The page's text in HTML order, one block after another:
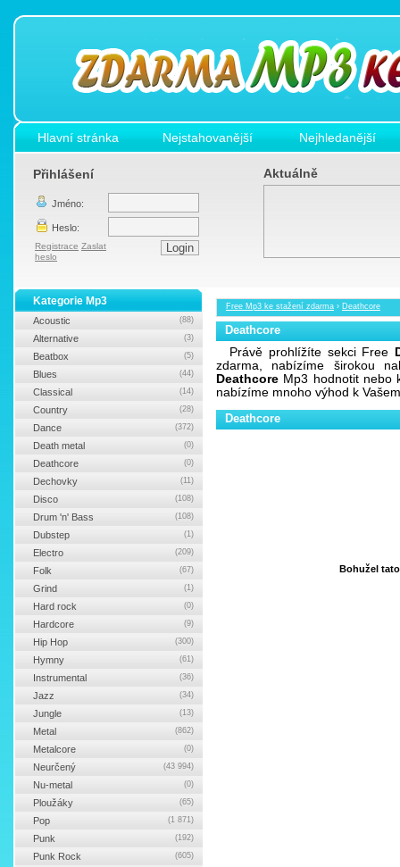
Hlavní stránka Nejstahovanější Nejhledanější
Přihlášení
Jméno:
Heslo:
Registrace Zaslat
heslo
Aktuálně
Free Mp3 ke stažení zdarma › Deathcore
Deathcore
Právě prohlížíte sekci Free
zdarma, nabízíme širokou
Deathcore Mp3 hodnotit nebo
nabízíme mnoho výhod k
Deathcore
Bohužel
Kategorie Mp3
Acoustic (88)
Alternative (3)
Beatbox (5)
Blues (44)
Classical (14)
Country (28)
Dance (372)
Death metal (0)
Deathcore (0)
Dechovky (11)
Disco (108)
Drum 'n' Bass (108)
Dubstep (1)
Electro (209)
Folk (67)
Grind (1)
Hard rock (0)
Hardcore (9)
Hip Hop (300)
Hymny (61)
Instrumental (36)
Jazz (34)
Jungle (13)
Metal (862)
Metalcore (0)
Neurčený (43 994)
Nu-metal (0)
Ploužáky (65)
Pop (1 871)
Punk (192)
Punk Rock (605)